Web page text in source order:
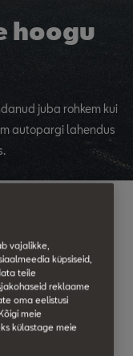
hoogu
juba rohkem kui
autopargi lahendus
vajalikke,
küpsiseid,
teile
reklaame
oma eelistusi
meie
külastage meie